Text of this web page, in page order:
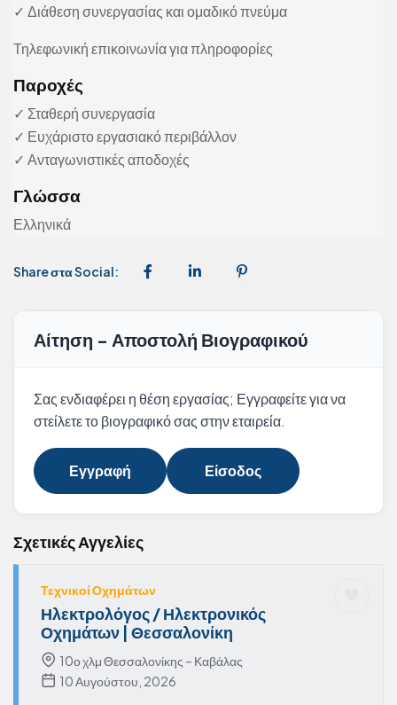
✓ Διάθεση συνεργασίας και ομαδικό πνεύμα
Τηλεφωνική επικοινωνία για πληροφορίες
Παροχές
✓ Σταθερή συνεργασία
✓ Ευχάριστο εργασιακό περιβάλλον
✓ Ανταγωνιστικές αποδοχές
Γλώσσα
Ελληνικά
Share στα Social:
Αίτηση - Αποστολή Βιογραφικού
Σας ενδιαφέρει η θέση εργασίας; Εγγραφείτε για να
στείλετε το βιογραφικό σας στην εταιρεία.
Εγγραφή Είσοδος
Σχετικές Αγγελίες
Τεχνικοί Οχημάτων
Ηλεκτρολόγος / Ηλεκτρονικός
Οχημάτων | Θεσσαλονίκη
10ο χλμ Θεσσαλονίκης – Καβάλας
10 Αυγούστου, 2026